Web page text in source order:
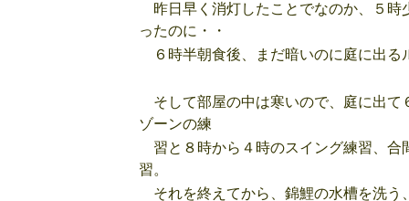
昨日早く消灯したことでなのか、５時
ったのに・・
６時半朝食後、まだ暗いのに庭に出
そして部屋の中は寒いので、庭に出て
ゾーンの練
習と８時から４時のスイング練習、合
習。
それを終えてから、錦鯉の水槽を洗